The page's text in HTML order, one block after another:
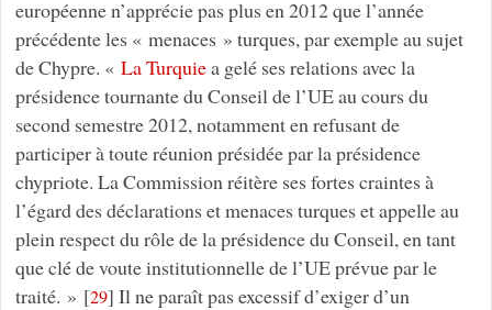
européenne n’apprécie pas plus en 2012 que l’année
précédente les « menaces » turques, par exemple au sujet
de Chypre. « La Turquiea gelé ses relations avec la
présidence tournante du Conseil de l’UE au cours du
second semestre 2012, notamment en refusant de
participer à toute réunion présidée par la présidence
chypriote. La Commission réitère ses fortes craintes à
l’égard des déclarations et menaces turques et appelle au
plein respect du rôle de la présidence du Conseil, en tant
que clé de voute institutionnelle de l’UE prévue par le
traité. » [29] Il ne paraît pas excessif d’exiger d’un